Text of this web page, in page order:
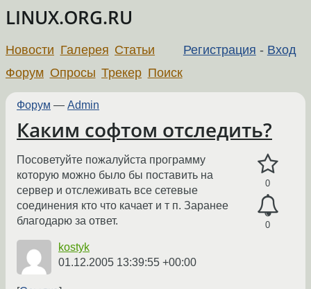
LINUX.ORG.RU
Регистрация - Вход
Новости Галерея Статьи
Форум Опросы Трекер Поиск
Форум — Admin
Каким софтом отследить?
0
0
Посоветуйте пожалуйста программу
которую можно было бы поставить на
сервер и отслеживать все сетевые
соединения кто что качает и т п. Заранее
благодарю за ответ.
kostyk
01.12.2005 13:39:55 +00:00